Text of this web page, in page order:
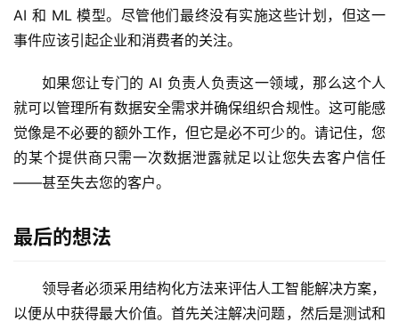
AI 和 ML 模型。尽管他们最终没有实施这些计划，但这一
事件应该引起企业和消费者的关注。
如果您让专门的 AI 负责人负责这一领域，那么这个人
就可以管理所有数据安全需求并确保组织合规性。这可能感
觉像是不必要的额外工作，但它是必不可少的。请记住，您
的某个提供商只需一次数据泄露就足以让您失去客户信任
——甚至失去您的客户。
最后的想法
领导者必须采用结构化方法来评估人工智能解决方案，
以便从中获得最大价值。首先关注解决问题，然后是测试和